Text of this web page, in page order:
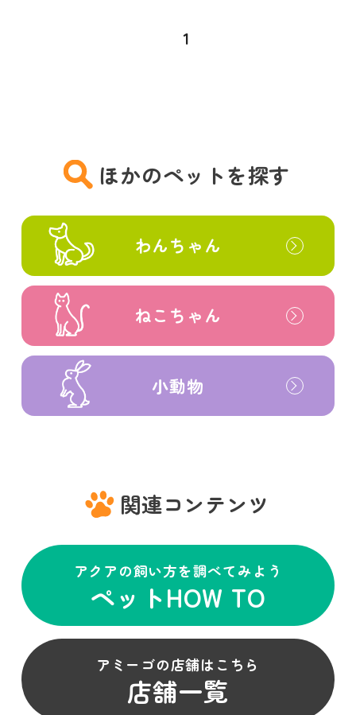
1
ほかのペットを探す
わんちゃん
ねこちゃん
小動物
関連コンテンツ
アクアの飼い方を調べてみよう
ペットHOW TO
アミーゴの店舗はこちら
店舗一覧